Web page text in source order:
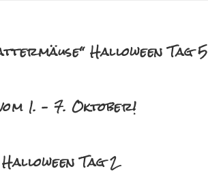
Halloween Tag 5
1. – 7. Oktober!
Tag 2